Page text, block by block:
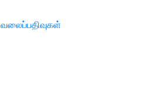
வலைப்பதிவுகள்